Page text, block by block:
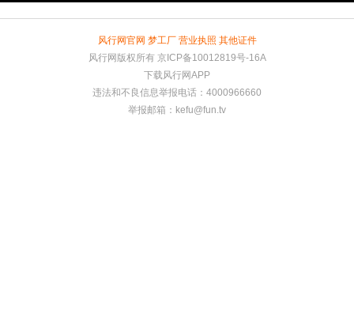
风行网官网 梦工厂 营业执照 其他证件
风行网版权所有 京ICP备10012819号-16A
下载风行网APP
违法和不良信息举报电话：4000966660
举报邮箱： kefu@fun.tv